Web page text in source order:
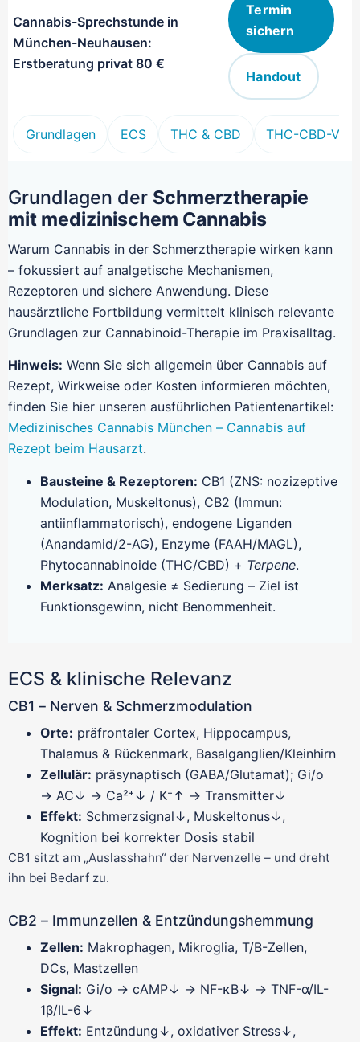
Cannabis-Sprechstunde in
München-Neuhausen:
Erstberatung privat 80 €
Termin
sichern
Handout
Grundlagen ECS THC & CBD THC-CBD-
Grundlagen der Schmerztherapie
mit medizinischem Cannabis
Warum Cannabis in der Schmerztherapie wirken kann
– fokussiert auf analgetische Mechanismen,
Rezeptoren und sichere Anwendung. Diese
hausärztliche Fortbildung vermittelt klinisch relevante
Grundlagen zur Cannabinoid-Therapie im Praxisalltag.
Hinweis: Wenn Sie sich allgemein über Cannabis auf
Rezept, Wirkweise oder Kosten informieren möchten,
finden Sie hier unseren ausführlichen Patientenartikel:
Medizinisches Cannabis München – Cannabis auf
Rezept beim Hausarzt.
Bausteine & Rezeptoren: CB1 (ZNS: nozizeptive
Modulation, Muskeltonus), CB2 (Immun:
antiinflammatorisch), endogene Liganden
(Anandamid/2-AG), Enzyme (FAAH/MAGL),
Phytocannabinoide (THC/CBD) + Terpene.
Merksatz: Analgesie ≠ Sedierung – Ziel ist
Funktionsgewinn, nicht Benommenheit.
ECS & klinische Relevanz
CB1 – Nerven & Schmerzmodulation
Orte: präfrontaler Cortex, Hippocampus,
Thalamus & Rückenmark, Basalganglien/Kleinhirn
Zellulär: präsynaptisch (GABA/Glutamat); Gi/o
→ AC↓ → Ca²⁺↓ / K⁺↑ → Transmitter↓
Effekt: Schmerzsignal↓, Muskeltonus↓,
Kognition bei korrekter Dosis stabil
CB1 sitzt am „Auslasshahn“ der Nervenzelle – und dreht
ihn bei Bedarf zu.
CB2 – Immunzellen & Entzündungshemmung
Zellen: Makrophagen, Mikroglia, T/B-Zellen,
DCs, Mastzellen
Signal: Gi/o → cAMP↓ → NF-κB↓ → TNF-α/IL-
1β/IL-6↓
Effekt: Entzündung↓, oxidativer Stress↓,